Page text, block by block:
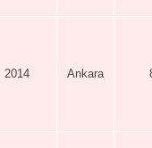
2014 Ankara